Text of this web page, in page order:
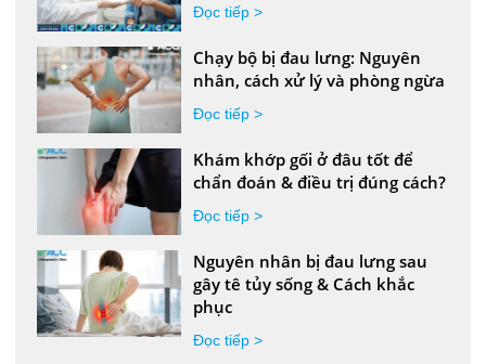
Đọc tiếp >
Chạy bộ bị đau lưng: Nguyên
nhân, cách xử lý và phòng ngừa
Đọc tiếp >
Khám khớp gối ở đâu tốt để
chẩn đoán & điều trị đúng cách?
Đọc tiếp >
Nguyên nhân bị đau lưng sau
gây tê tủy sống & Cách khắc
phục
Đọc tiếp >